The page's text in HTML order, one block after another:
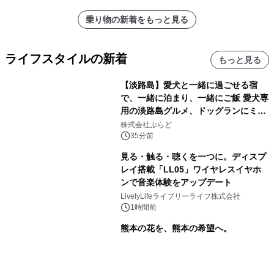
乗り物の新着をもっと見る
ライフスタイルの新着 もっと見る
【淡路島】愛犬と一緒に過ごせる宿
で、一緒に泊まり、一緒にご飯 愛犬専
用の淡路島グルメ、ドッグランにミニ
プール グランピングとトレーラーハウ
スの2施設で
株式会社ぷらど
35分前
見る・触る・聴くを一つに。ディスプ
レイ搭載「LL05」ワイヤレスイヤホ
ンで音楽体験をアップデート
LivelyLifeライブリーライフ株式会社
1時間前
熊本の花を、熊本の希望へ。